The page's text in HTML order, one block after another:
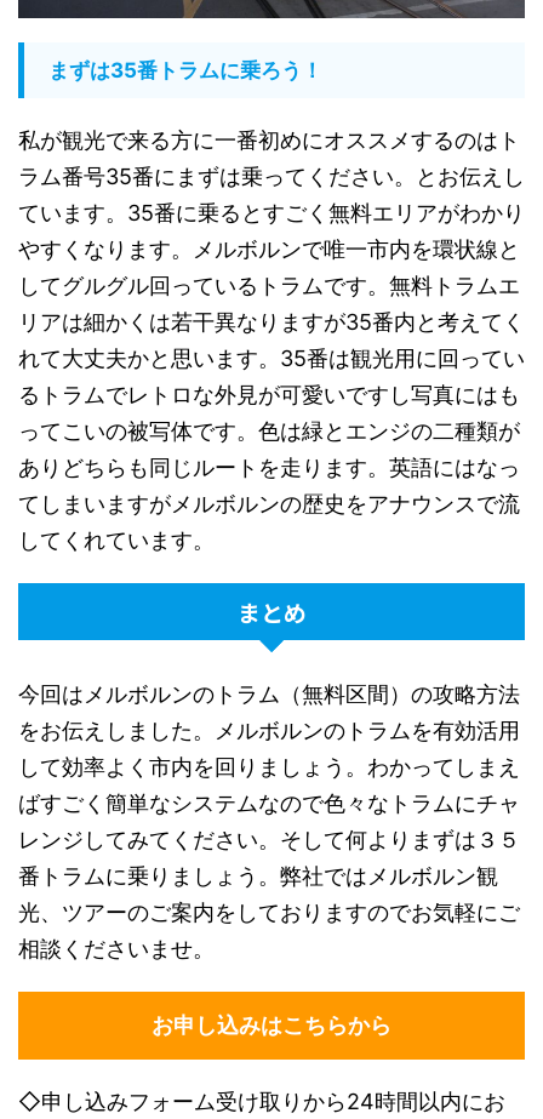
まずは35番トラムに乗ろう！
私が観光で来る方に一番初めにオススメするのはト
ラム番号35番にまずは乗ってください。とお伝えし
ています。 35番に乗るとすごく無料エリアがわかり
やすくなります。メルボルンで唯一市内を環状線と
してグルグル回っているトラムです。無料トラムエ
リアは細かくは若干異なりますが35番内と考えてく
れて大丈夫かと思います。 35番は観光用に回ってい
るトラムでレトロな外見が可愛いですし写真にはも
ってこいの被写体です。色は緑とエンジの二種類が
ありどちらも同じルートを走ります。英語にはなっ
てしまいますがメルボルンの歴史をアナウンスで流
してくれています。
まとめ
今回はメルボルンのトラム（無料区間）の攻略方法
をお伝えしました。メルボルンのトラムを有効活用
して効率よく市内を回りましょう。わかってしまえ
ばすごく簡単なシステムなので色々なトラムにチャ
レンジしてみてください。そして何よりまずは３５
番トラムに乗りましょう。弊社ではメルボルン観
光、ツアーのご案内をしておりますのでお気軽にご
相談くださいませ。
お申し込みはこちらから
◇申し込みフォーム受け取りから24時間以内にお